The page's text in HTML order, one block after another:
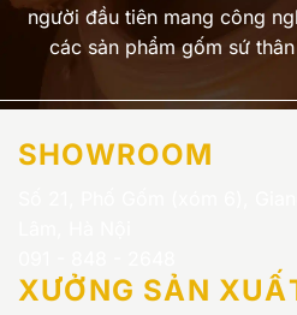
người đầu tiên mang công
các sản phẩm gốm sứ
SHOWROOM
XƯỞNG SẢN